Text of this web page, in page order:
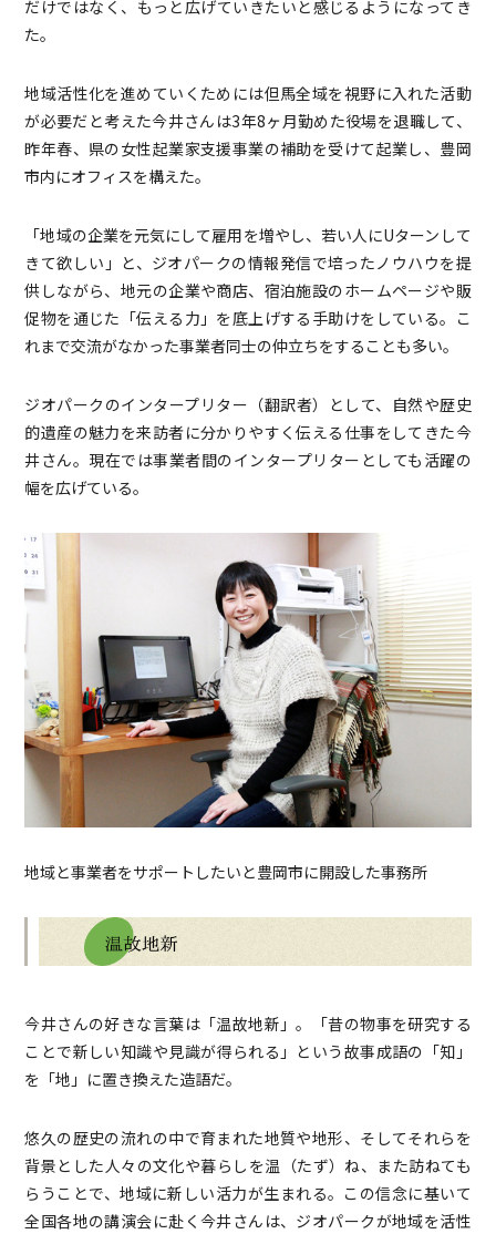
だけではなく、もっと広げていきたいと感じるようになってき
た。
地域活性化を進めていくためには但馬全域を視野に入れた活動
が必要だと考えた今井さんは3年8ヶ月勤めた役場を退職して、
昨年春、県の女性起業家支援事業の補助を受けて起業し、豊岡
市内にオフィスを構えた。
「地域の企業を元気にして雇用を増やし、若い人にUターンして
きて欲しい」と、ジオパークの情報発信で培ったノウハウを提
供しながら、地元の企業や商店、宿泊施設のホームページや販
促物を通じた「伝える力」を底上げする手助けをしている。こ
れまで交流がなかった事業者同士の仲立ちをすることも多い。
ジオパークのインタープリター（翻訳者）として、自然や歴史
的遺産の魅力を来訪者に分かりやすく伝える仕事をしてきた今
井さん。現在では事業者間のインタープリターとしても活躍の
幅を広げている。
地域と事業者をサポートしたいと豊岡市に開設した事務所
今井さんの好きな言葉は「温故地新」。「昔の物事を研究する
ことで新しい知識や見識が得られる」という故事成語の「知」
を「地」に置き換えた造語だ。
悠久の歴史の流れの中で育まれた地質や地形、そしてそれらを
背景とした人々の文化や暮らしを温（たず）ね、また訪ねても
らうことで、地域に新しい活力が生まれる。この信念に基いて
全国各地の講演会に赴く今井さんは、ジオパークが地域を活性